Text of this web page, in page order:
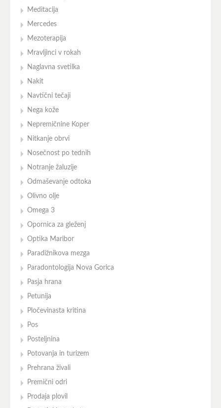
Meditacija
Mercedes
Mezoterapija
Mravljinci v rokah
Naglavna svetilka
Nakit
Navtični tečaji
Nega kože
Nepremičnine Koper
Nitkanje obrvi
Nosečnost po tednih
Notranje žaluzije
Odmaševanje odtoka
Olivno olje
Omega 3
Opornica za gleženj
Optika Maribor
Paradižnikova mezga
Paradontologija Nova Gorica
Pasja hrana
Petunija
Pločevinasta kritina
Pos
Posteljnina
Potovanja in turizem
Prehrana živali
Premični odri
Prodaja plovil